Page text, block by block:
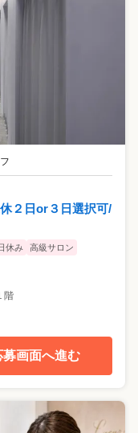
２日or３日選択可/
休み 高級サロン
階
募画面へ進む